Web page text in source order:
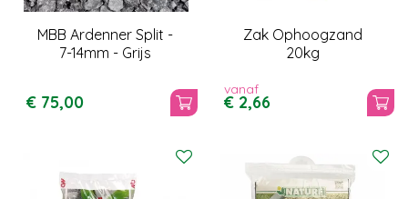
MBB Ardenner Split -
7-14mm - Grijs
€ 75,00
Zak Ophoogzand
20kg
vanaf
€ 2,66